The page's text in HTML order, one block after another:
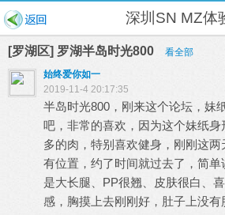
深圳SN MZ体
[罗湖区] 罗湖半岛时光800
看全部
始终爱你如一
2019-11-4 20:17:35
半岛时光800，刚来这个论坛，妹
吧，非常的喜欢，因为这个妹纸
多的肉，特别喜欢健身，刚刚这
有位置，约了时间就过去了，简
是大长腿、РР很翘、皮肤很白、
感，胸摸上去刚刚好，肚子上没有